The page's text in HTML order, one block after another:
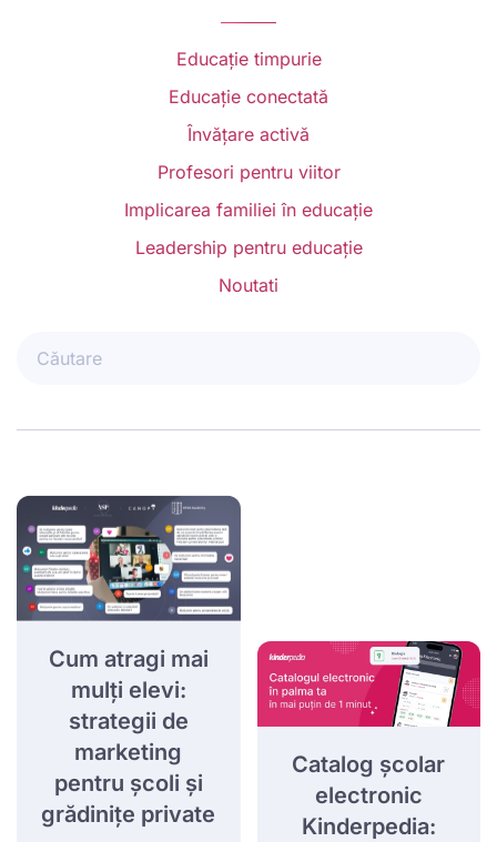
Educație timpurie
Educație conectată
Învățare activă
Profesori pentru viitor
Implicarea familiei în educație
Leadership pentru educație
Noutati
Cum atragi mai
mulți elevi:
strategii de
marketing
pentru școli și
grădinițe private
Catalog școlar
electronic
Kinderpedia: